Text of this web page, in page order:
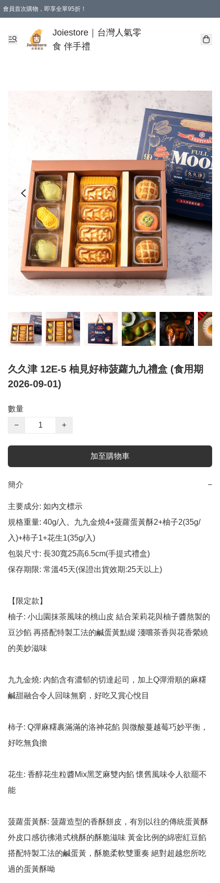
會員首次購物，即享全單95折！
購物滿 HKD 350.00即享免運費優惠！（適用於 本地送貨、本地取貨 )
Joiestore｜台灣人氣零
食 伴手禮
久久津 12E-5 柚見好柿菠蘿九九禮盒 (食用期
2026-09-01)
數量
−
+
加至購物車
簡介 −
主要成分: 如內文標示
規格重量: 40g/入。九九金燒4+菠蘿蛋黃酥2+柚子2(35g/
入)+柿子1+花生1(35g/入)
包裝尺寸: 長30寬25高6.5cm(手提式禮盒)
保存期限: 常溫45天(保證出貨效期:25天以上)
【限定款】
柚子: 小山園抹茶風味的桃山皮 結合茉莉花與柚子醬熬製的
豆沙餡 再搭配特製工法的鹹蛋黃點綴 淺嚐茶香與花香縈繞
的美妙滋味
九九金燒: 內餡含有濃郁的切達起司，加上Q彈滑順的麻糬
鹹甜融合令人回味無窮，好吃又賞心悅目
柿子: Q彈麻糬裹滿滿的洛神花餡 與微酸蔓越莓巧妙平衡，
好吃無負擔
花生: 香醇花生粒醬Mix黑芝麻雙內餡 懷舊風味令人欲罷不
能
菠蘿蛋黃酥: 菠蘿造型的香酥餅皮，有別以往的傳統蛋黃酥
外皮口感彷彿港式桃酥的酥脆滋味 黃金比例的綿密紅豆餡
搭配特製工法的鹹蛋黃，酥脆柔軟雙重奏 絕對超越您所吃
過的蛋黃酥呦